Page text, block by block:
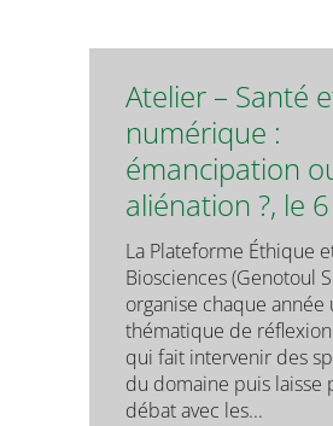
Atelier – Santé
numérique :
émancipation
aliénation ?, le
La Plateforme Éthique
Biosciences (Genotoul
organise chaque année
thématique de
qui fait intervenir des
du domaine puis laisse
débat avec les...